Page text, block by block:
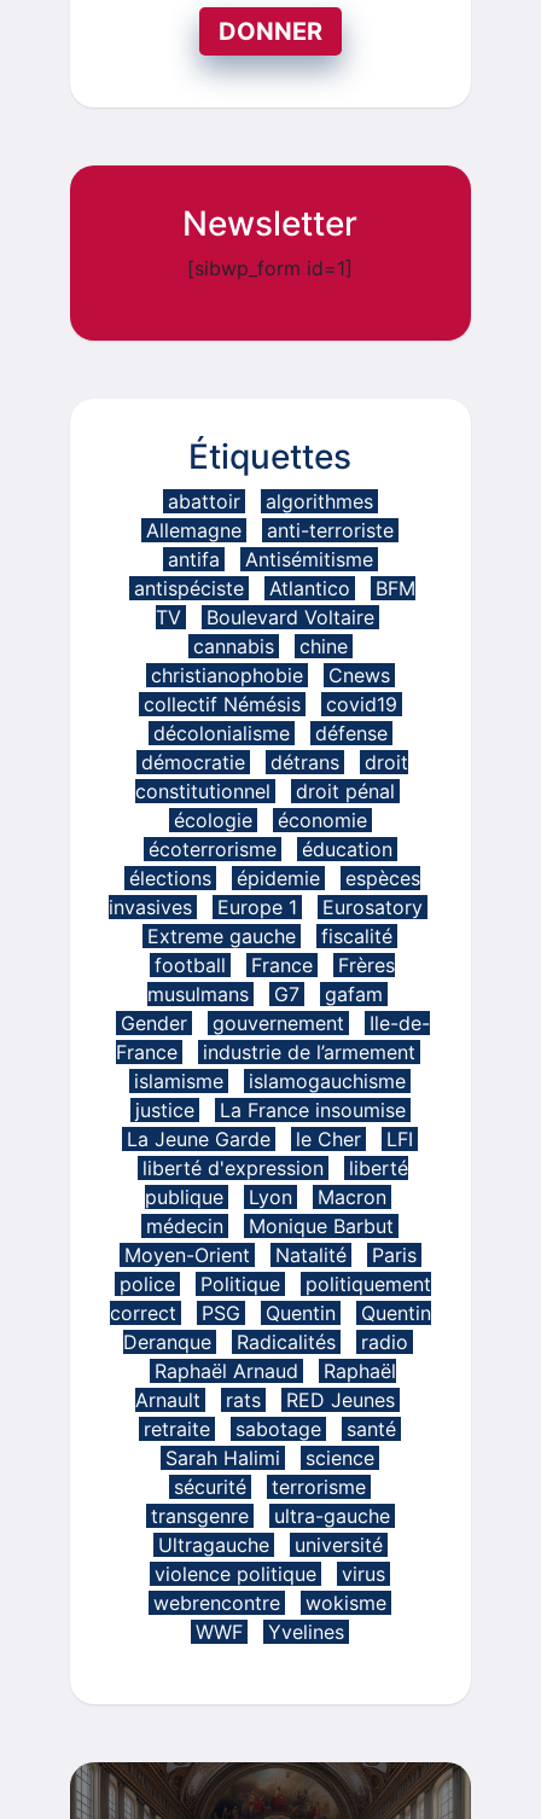
DONNER
Newsletter
[sibwp_form id=1]
Étiquettes
abattoir
algorithmes
Allemagne
anti-terroriste
antifa
Antisémitisme
antispéciste
Atlantico
BFM
TV
Boulevard Voltaire
cannabis
chine
christianophobie
Cnews
collectif Némésis
covid19
décolonialisme
défense
démocratie
détrans
droit
constitutionnel
droit pénal
écologie
économie
écoterrorisme
éducation
élections
épidemie
espèces
invasives
Europe 1
Eurosatory
Extreme gauche
fiscalité
football
France
Frères
musulmans
G7
gafam
Gender
gouvernement
Ile-de-
France
industrie de l’armement
islamisme
islamogauchisme
justice
La France insoumise
La Jeune Garde
le Cher
LFI
liberté d'expression
liberté
publique
Lyon
Macron
médecin
Monique Barbut
Moyen-Orient
Natalité
Paris
police
Politique
politiquement
correct
PSG Quentin
Quentin
Deranque
Radicalités
radio
Raphaël Arnaud
Raphaël
Arnault
rats
RED Jeunes
retraite
sabotage
santé
Sarah Halimi
science
sécurité
terrorisme
transgenre
ultra-gauche
Ultragauche
université
violence politique
virus
webrencontre
wokisme
WWF
Yvelines